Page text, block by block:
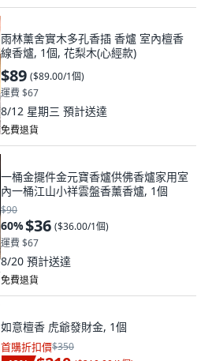
雨林薰舍實木多孔香插 香爐 室內檀香
線香爐, 1個, 花梨木(心經款)
$89 ($89.00/1個)
運費 $67
8/12 星期三 預計送達
免費退貨
一桶金擺件金元寶香爐供佛香爐家用室
內一桶江山小祥雲盤香薰香爐, 1個
$90
60%$36 ($36.00/1個)
運費 $67
8/20 預計送達
免費退貨
如意檀香 虎爺發財金, 1個
首購折扣價$350